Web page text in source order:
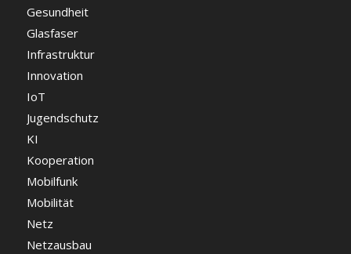
Gesundheit
Glasfaser
Infrastruktur
Innovation
IoT
Jugendschutz
KI
Kooperation
Mobilfunk
Mobilität
Netz
Netzausbau